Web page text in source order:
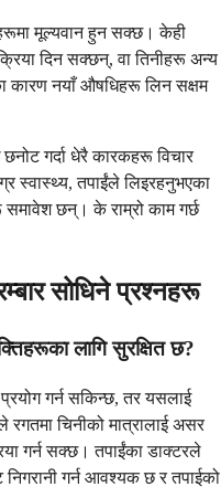
मूल्यवान हुन सक्छ। केही
दिन सक्छन्, वा तिनीहरू अन्य
कारण नयाँ औषधिहरू लिन सक्षम
गर्दा धेरै कारकहरू विचार
स्वास्थ्य, तपाईंले लिइरहनुभएका
छन्। के राम्रो काम गर्छ
सोधिने प्रश्नहरू
लागि सुरक्षित छ?
गर्न सकिन्छ, तर यसलाई
चिनीको मात्रालाई असर
गर्न सक्छ। तपाईंका डाक्टरले
निगरानी गर्न आवश्यक छ र तपाईको